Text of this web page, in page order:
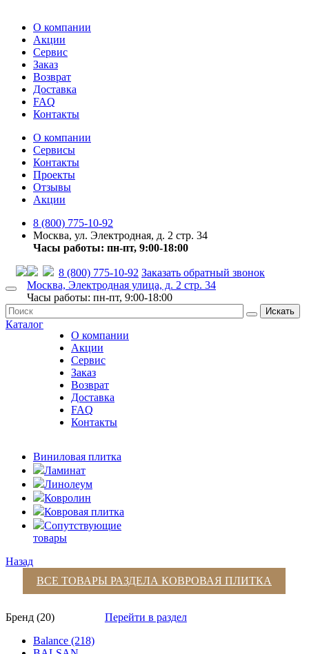
О компании
Акции
Сервис
Заказ
Возврат
Доставка
FAQ
Контакты
О компании
Сервисы
Контакты
Проекты
Отзывы
Акции
8 (800) 775-10-92
Москва, ул. Электродная, д. 2 стр. 34
Часы работы: пн-пт, 9:00-18:00
8 (800) 775-10-92 Заказать обратный звонок
Москва, Электродная улица, д. 2 стр. 34
Часы работы: пн-пт, 9:00-18:00
Искать
Каталог
О компании
Акции
Сервис
Заказ
Возврат
Доставка
FAQ
Контакты
Виниловая плитка
Ламинат
Линолеум
Ковролин
Ковровая плитка
Сопутствующие
товары
Назад
ВСЕ ТОВАРЫ РАЗДЕЛА КОВРОВАЯ ПЛИТКА
Бренд (20)
Balance (218)
Перейти в раздел